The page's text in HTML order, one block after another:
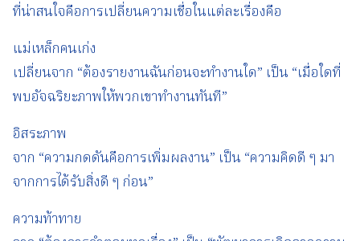
ที่น่าสนใจคือการเปลี่ยนความเชื่อในแต่ละเรื่องคือ
แม่เหล็กคนเก่ง
เปลี่ยนจาก “ต้องรายงานฉันก่อนจะทำงานใด” เป็น “เมื่อใดที่
พบอัจฉริยะภาพให้พวกเขาทำงานทันที”
อิสระภาพ
จาก “ความกดดันคือการเพิ่มผลงาน” เป็น “ความคิดดี ๆ มา
จากการได้รับสิ่งดี ๆ ก่อน”
ความท้าทาย